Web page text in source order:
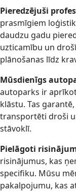
Pieredzējuši
prasmīgiem
daudzu gadu
uzticamību un
plānošanas līdz
Mūsdienīgs
autoparks ir
klāstu. Tas
transportēti droši
stāvoklī.
Pielāgoti
risinājumus, kas
specifiku. Mūsu
pakalpojumu, kas